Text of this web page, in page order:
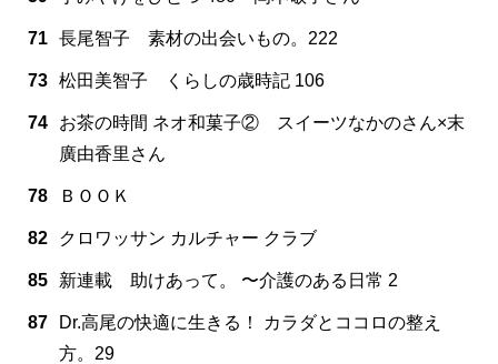
71 長尾智子 素材の出会いもの。222
73 松田美智子 くらしの歳時記 106
74
お茶の時間 ネオ和菓子② スイーツなかのさん×末
廣由香里さん
78 ＢＯＯＫ
82 クロワッサン カルチャー クラブ
85 新連載 助けあって。 〜介護のある日常 2
87
Dr.高尾の快適に生きる！ カラダとココロの整え
方。29